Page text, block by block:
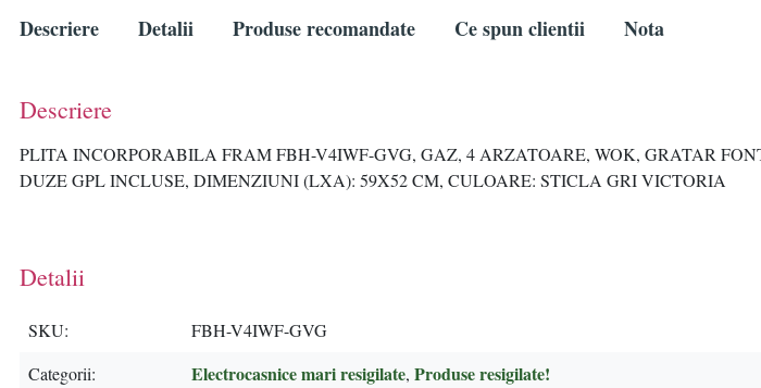
Descriere Detalii Produse recomandate Ce spun clientii Nota
Descriere
PLITA INCORPORABILA FRAM FBH-V4IWF-GVG, GAZ, 4 ARZATOARE, WOK, GRATAR
DUZE GPL INCLUSE, DIMENZIUNI (LXA): 59X52 CM, CULOARE: STICLA GRI VICTORIA
Detalii
SKU
FBH-V4IWF-GVG
Categorii
Electrocasnice mari resigilate, Produse resigilate!